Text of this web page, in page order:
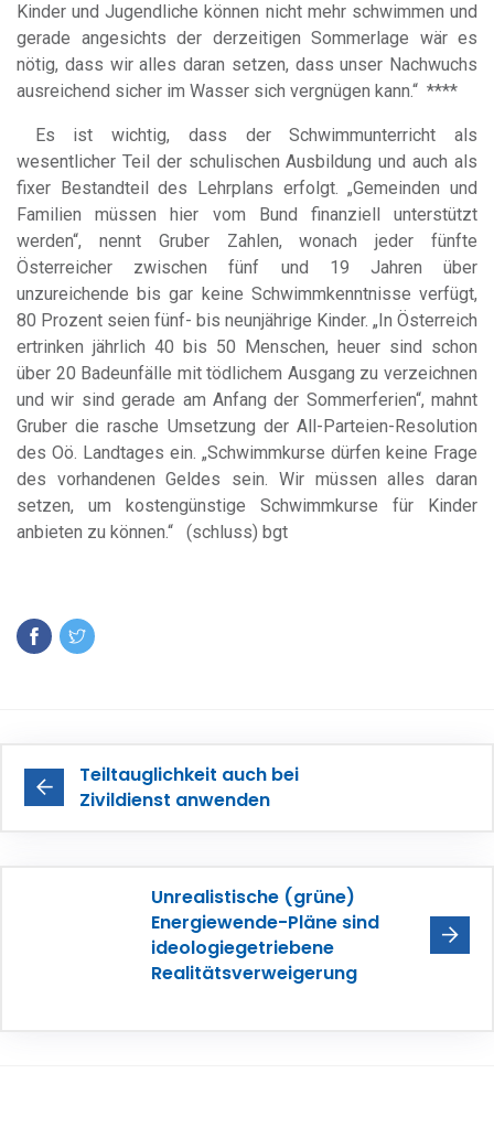
Kinder und Jugendliche können nicht mehr schwimmen und
gerade angesichts der derzeitigen Sommerlage wär es
nötig, dass wir alles daran setzen, dass unser Nachwuchs
ausreichend sicher im Wasser sich vergnügen kann.“ ****
Es ist wichtig, dass der Schwimmunterricht als
wesentlicher Teil der schulischen Ausbildung und auch als
fixer Bestandteil des Lehrplans erfolgt. „Gemeinden und
Familien müssen hier vom Bund finanziell unterstützt
werden“, nennt Gruber Zahlen, wonach jeder fünfte
Österreicher zwischen fünf und 19 Jahren über
unzureichende bis gar keine Schwimmkenntnisse verfügt,
80 Prozent seien fünf- bis neunjährige Kinder. „In Österreich
ertrinken jährlich 40 bis 50 Menschen, heuer sind schon
über 20 Badeunfälle mit tödlichem Ausgang zu verzeichnen
und wir sind gerade am Anfang der Sommerferien“, mahnt
Gruber die rasche Umsetzung der All-Parteien-Resolution
des Oö. Landtages ein. „Schwimmkurse dürfen keine Frage
des vorhandenen Geldes sein. Wir müssen alles daran
setzen, um kostengünstige Schwimmkurse für Kinder
anbieten zu können.“ (schluss) bgt
Teiltauglichkeit auch bei
Zivildienst anwenden
Unrealistische (grüne)
Energiewende-Pläne sind
ideologiegetriebene
Realitätsverweigerung